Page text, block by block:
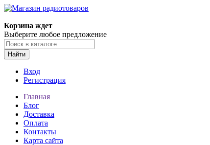
Корзина ждет
Выберите любое предложение
Найти
Вход
Регистрация
Главная
Блог
Доставка
Оплата
Контакты
Карта сайта